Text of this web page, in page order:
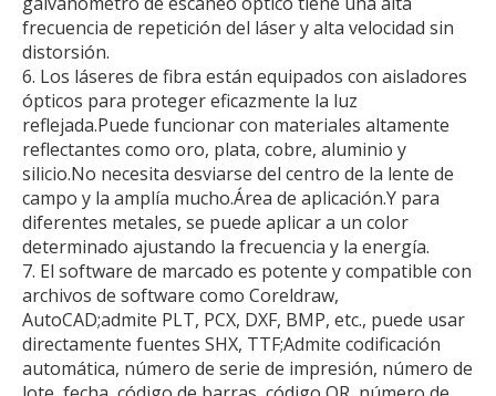
frecuencia de repetición del láser y alta velocidad sin
distorsión.
6. Los láseres de fibra están equipados con aisladores
ópticos para proteger eficazmente la luz
reflejada.Puede funcionar con materiales altamente
reflectantes como oro, plata, cobre, aluminio y
silicio.No necesita desviarse del centro de la lente de
campo y la amplía mucho.Área de aplicación.Y para
diferentes metales, se puede aplicar a un color
determinado ajustando la frecuencia y la energía.
7. El software de marcado es potente y compatible con
archivos de software como Coreldraw,
AutoCAD;admite PLT, PCX, DXF, BMP, etc., puede usar
directamente fuentes SHX, TTF;Admite codificación
automática, número de serie de impresión, número de